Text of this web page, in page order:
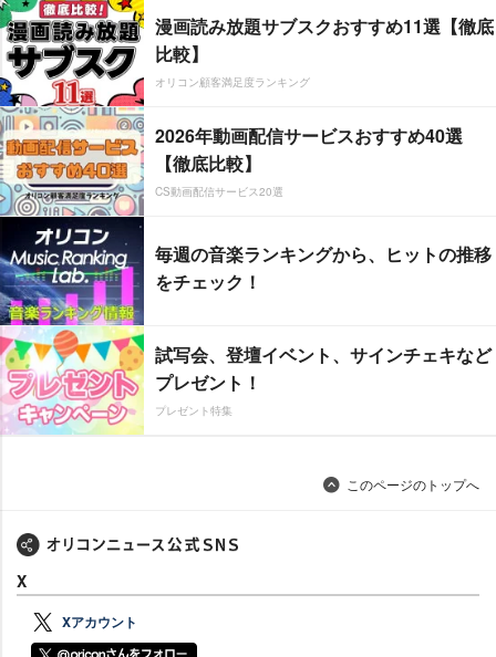
漫画読み放題サブスクおすすめ11選【徹底
比較】
オリコン顧客満足度ランキング
2026年動画配信サービスおすすめ40選
【徹底比較】
CS動画配信サービス20選
毎週の音楽ランキングから、ヒットの推移
をチェック！
試写会、登壇イベント、サインチェキなど
プレゼント！
プレゼント特集
このページのトップへ
X
Xアカウント